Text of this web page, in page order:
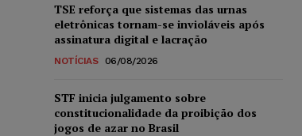
TSE reforça que sistemas das urnas
eletrônicas tornam-se invioláveis após
assinatura digital e lacração
NOTÍCIAS 06/08/2026
STF inicia julgamento sobre
constitucionalidade da proibição dos
jogos de azar no Brasil